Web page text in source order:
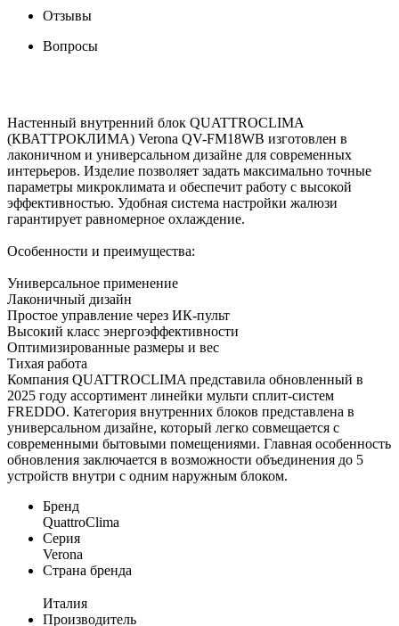
Отзывы
Вопросы
Настенный внутренний блок QUATTROCLIMA
(КВАТТРОКЛИМА) Verona QV-FM18WB изготовлен в
лаконичном и универсальном дизайне для современных
интерьеров. Изделие позволяет задать максимально точные
параметры микроклимата и обеспечит работу с высокой
эффективностью. Удобная система настройки жалюзи
гарантирует равномерное охлаждение.
Особенности и преимущества:
Универсальное применение
Лаконичный дизайн
Простое управление через ИК-пульт
Высокий класс энергоэффективности
Оптимизированные размеры и вес
Тихая работа
Компания QUATTROCLIMA представила обновленный в
2025 году ассортимент линейки мульти сплит-систем
FREDDO. Категория внутренних блоков представлена в
универсальном дизайне, который легко совмещается с
современными бытовыми помещениями. Главная особенность
обновления заключается в возможности объединения до 5
устройств внутри с одним наружным блоком.
Бренд
QuattroClima
Серия
Verona
Страна бренда
Италия
Производитель